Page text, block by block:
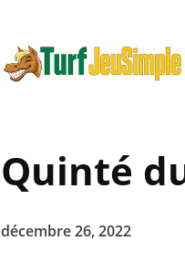
Quinté
décembre 26, 2022